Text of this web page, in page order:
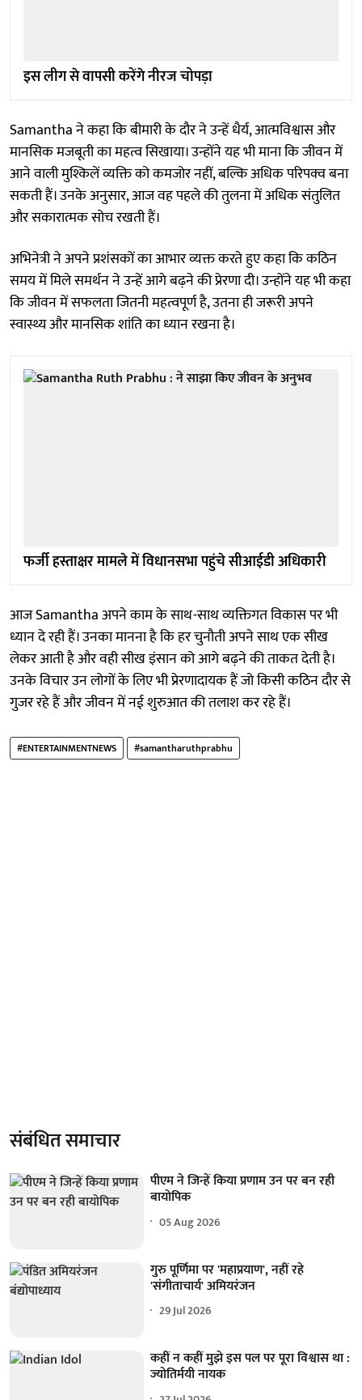
इस लीग से वापसी करेंगे नीरज चोपड़ा
Samantha ने कहा कि बीमारी के दौर ने उन्हें धैर्य, आत्मविश्वास और
मानसिक मजबूती का महत्व सिखाया। उन्होंने यह भी माना कि जीवन में
आने वाली मुश्किलें व्यक्ति को कमजोर नहीं, बल्कि अधिक परिपक्व बना
सकती हैं। उनके अनुसार, आज वह पहले की तुलना में अधिक संतुलित
और सकारात्मक सोच रखती हैं।
अभिनेत्री ने अपने प्रशंसकों का आभार व्यक्त करते हुए कहा कि कठिन
समय में मिले समर्थन ने उन्हें आगे बढ़ने की प्रेरणा दी। उन्होंने यह भी कहा
कि जीवन में सफलता जितनी महत्वपूर्ण है, उतना ही जरूरी अपने
स्वास्थ्य और मानसिक शांति का ध्यान रखना है।
फर्जी हस्ताक्षर मामले में विधानसभा पहुंचे सीआईडी अधिकारी
आज Samantha अपने काम के साथ-साथ व्यक्तिगत विकास पर भी
ध्यान दे रही हैं। उनका मानना है कि हर चुनौती अपने साथ एक सीख
लेकर आती है और वही सीख इंसान को आगे बढ़ने की ताकत देती है।
उनके विचार उन लोगों के लिए भी प्रेरणादायक हैं जो किसी कठिन दौर से
गुजर रहे हैं और जीवन में नई शुरुआत की तलाश कर रहे हैं।
#ENTERTAINMENTNEWS #samantharuthprabhu
संबंधित समाचार
पीएम ने जिन्हें किया प्रणाम उन पर बन रही
बायोपिक
05 Aug 2026
गुरु पूर्णिमा पर 'महाप्रयाण', नहीं रहे
'संगीताचार्य' अमियरंजन
29 Jul 2026
कहीं न कहीं मुझे इस पल पर पूरा विश्वास था :
ज्योतिर्मयी नायक